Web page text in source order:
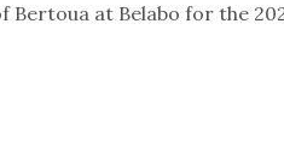
at Belabo for the